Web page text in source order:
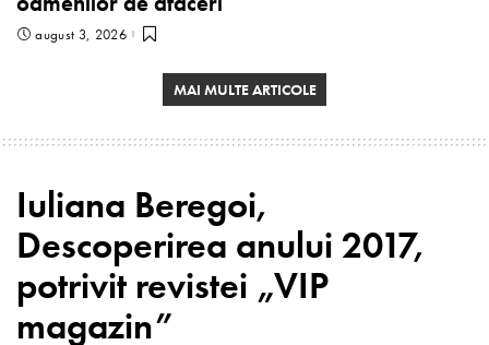
august 3, 2026
MAI MULTE ARTICOLE
Iuliana Beregoi,
Descoperirea anului 2017,
potrivit revistei „VIP
magazin”